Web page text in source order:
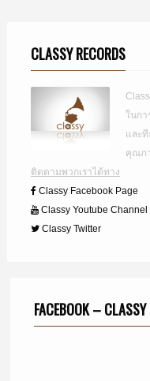
CLASSY RECORDS
ในกา
และ
คุณภ
ติดตามพวกเราได้ทาง
Classy Facebook Page
Classy Youtube Channel
Classy Twitter
FACEBOOK – CLASSY